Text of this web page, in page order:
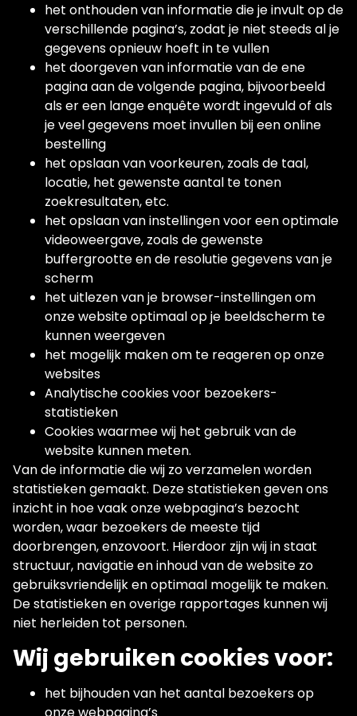
het onthouden van informatie die je invult op de
verschillende pagina’s, zodat je niet steeds al je
gegevens opnieuw hoeft in te vullen
het doorgeven van informatie van de ene
pagina aan de volgende pagina, bijvoorbeeld
als er een lange enquête wordt ingevuld of als
je veel gegevens moet invullen bij een online
bestelling
het opslaan van voorkeuren, zoals de taal,
locatie, het gewenste aantal te tonen
zoekresultaten, etc.
het opslaan van instellingen voor een optimale
videoweergave, zoals de gewenste
buffergrootte en de resolutie gegevens van je
scherm
het uitlezen van je browser-instellingen om
onze website optimaal op je beeldscherm te
kunnen weergeven
het mogelijk maken om te reageren op onze
websites
Analytische cookies voor bezoekers-
statistieken
Cookies waarmee wij het gebruik van de
website kunnen meten.
Van de informatie die wij zo verzamelen worden
statistieken gemaakt. Deze statistieken geven ons
inzicht in hoe vaak onze webpagina’s bezocht
worden, waar bezoekers de meeste tijd
doorbrengen, enzovoort. Hierdoor zijn wij in staat
structuur, navigatie en inhoud van de website zo
gebruiksvriendelijk en optimaal mogelijk te maken.
De statistieken en overige rapportages kunnen wij
niet herleiden tot personen.
Wij gebruiken cookies voor:
het bijhouden van het aantal bezoekers op
onze webpagina’s